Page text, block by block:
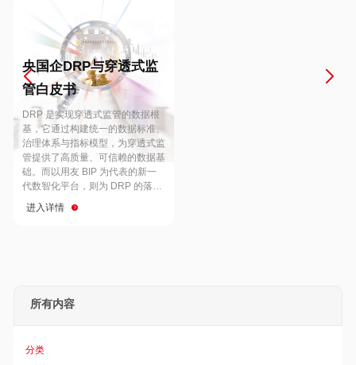
Europe
Hungary
Hong Kong
央国企DRP与穿透式监
管白皮书
DRP 是实现穿透式监管的数据根
基，它通过构建统一的数据标准、
治理体系与指标模型，为穿透式监
管提供了高质量、可信赖的数据基
础。而以用友 BIP 为代表的新一
代数智化平台，则为 DRP 的落地
技术支撑
进入详情
所有内容
分类